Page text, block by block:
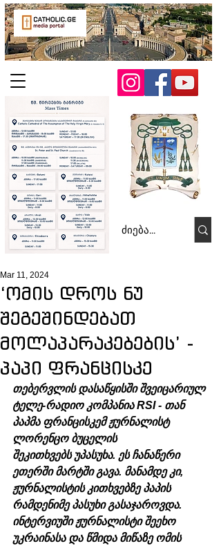
‘ომის დროს ნუ
შეგეშინდებათ
მოლაპარაკებების’ -
პაპი ფრანცისკე
Mar 11, 2024
თებერვლის დასაწყისში შვეიცარიულ
ტელე-რადიო კომპანია RSI - თან
პაპმა ფრანცისკემ ჟურნალისტ
ლორენცო ბუცელის
შეკითხვებს უპასუხა. ეს ჩანაწერი
ეთერში მარტში გავა. მანამდე კი,
ჟურნალისტის კითხვებზე პაპის
რამდენიმე პასუხი გასაჯაროვდა.
ინტერვიუში ჟურნალისტი შეეხო
უკრაინასა და წმიდა მიწაზე ომის